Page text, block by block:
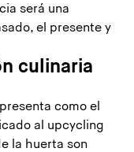
será una
el presente y
culinaria
como el
al upcycling
la huerta son